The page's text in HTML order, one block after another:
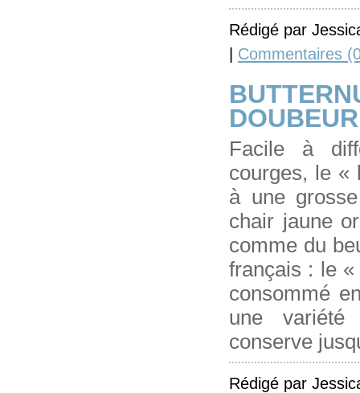
Rédigé par
| Commentaires
Facile à
courges, le «
à une
chair jaune
comme du
français : le
consommé
une
conserve
Rédigé par